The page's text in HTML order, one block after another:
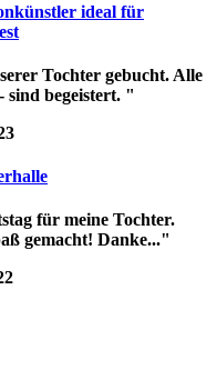
ideal für
Tochter gebucht. Alle
begeistert. "
für meine Tochter.
gemacht! Danke..."